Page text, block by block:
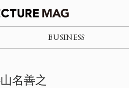
BUSINESS
名善之